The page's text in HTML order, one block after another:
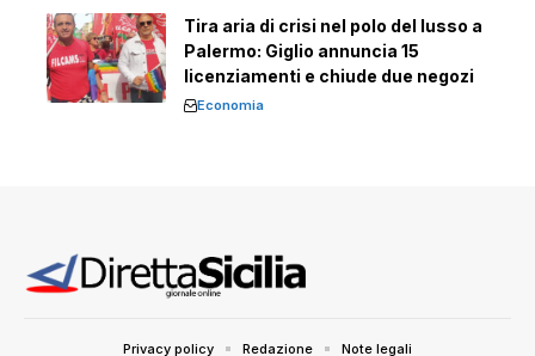
Tira aria di crisi nel polo del lusso a
Palermo: Giglio annuncia 15
licenziamenti e chiude due negozi
Economia
Privacy policy Redazione Note legali